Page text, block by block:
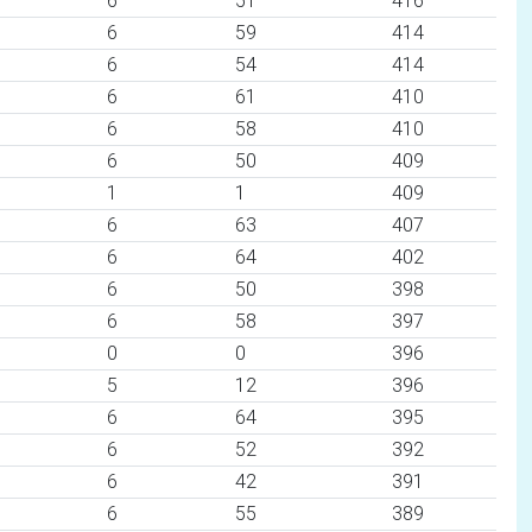
6
59
414
6
54
414
6
61
410
6
58
410
6
50
409
1
1
409
6
63
407
6
64
402
6
50
398
6
58
397
0
0
396
5
12
396
6
64
395
6
52
392
6
42
391
6
55 389